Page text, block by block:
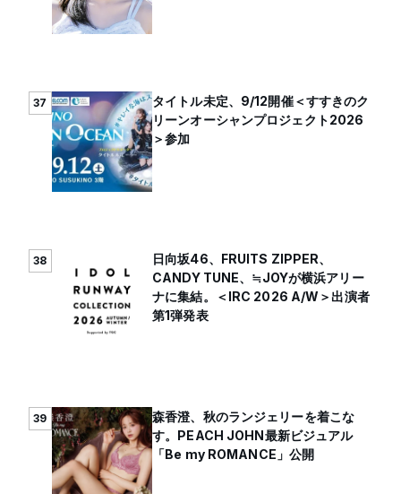
37
タイトル未定、9/12開催＜すすきのク
リーンオーシャンプロジェクト2026
＞参加
38
日向坂46、FRUITS ZIPPER、
CANDY TUNE、≒JOYが横浜アリー
ナに集結。＜IRC 2026 A/W＞出演者
第1弾発表
39
森香澄、秋のランジェリーを着こな
す。PEACH JOHN最新ビジュアル
「Be my ROMANCE」公開